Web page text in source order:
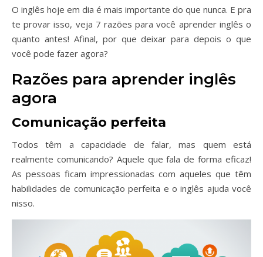
O inglês hoje em dia é mais importante do que nunca. E pra
te provar isso, veja 7 razões para você aprender inglês o
quanto antes! Afinal, por que deixar para depois o que
você pode fazer agora?
Razões para aprender inglês
agora
Comunicação perfeita
Todos têm a capacidade de falar, mas quem está
realmente comunicando? Aquele que fala de forma eficaz!
As pessoas ficam impressionadas com aqueles que têm
habilidades de comunicação perfeita e o inglês ajuda você
nisso.